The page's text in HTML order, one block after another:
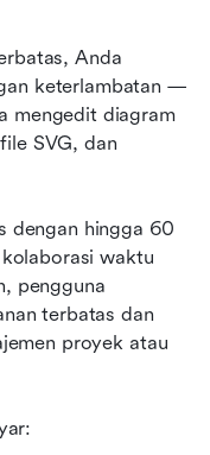
Anda
keterlambatan —
mengedit diagram
SVG, dan
dengan hingga 60
waktu
pengguna
terbatas dan
proyek atau